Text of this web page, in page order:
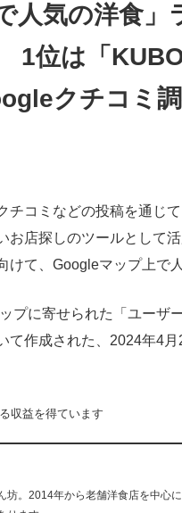
人気の洋食
1位は「
クチコミ調
コミなどの投稿を通じ
お店探しのツールとして
て、Googleマップ上で
に寄せられた「ユーザ
て作成された、2024年4
収益を得ています
坊。2014年から老舗洋食店を中心